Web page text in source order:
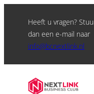
Heeft u vragen?
dan een e-mail naar
info@bcnextlink.nl